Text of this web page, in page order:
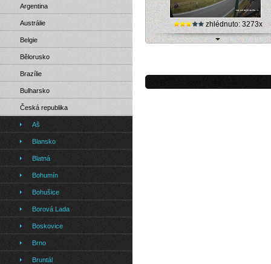
zhlédnuto: 3273x
Argentina
Austrálie
Belgie
Bělorusko
Brazílie
Bulharsko
Česká republika
Aš
Blansko
Blatná
Bohumín
Bohušice
Borová Lada
Boskovice
Brno
Bruntál